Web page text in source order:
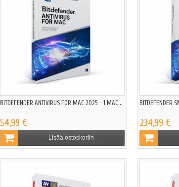
BITDEFENDER ANTIVIRUS FOR MAC 2025 - 1 MAC...
54,99 €
Lisää ostoskoriin
BITDEFENDER
234,99 €